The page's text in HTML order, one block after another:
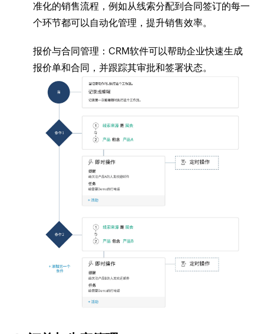
准化的销售流程，例如从线索分配到合同签订的每一
个环节都可以自动化管理，提升销售效率。
报价与合同管理：CRM软件可以帮助企业快速生成
报价单和合同，并跟踪其审批和签署状态。